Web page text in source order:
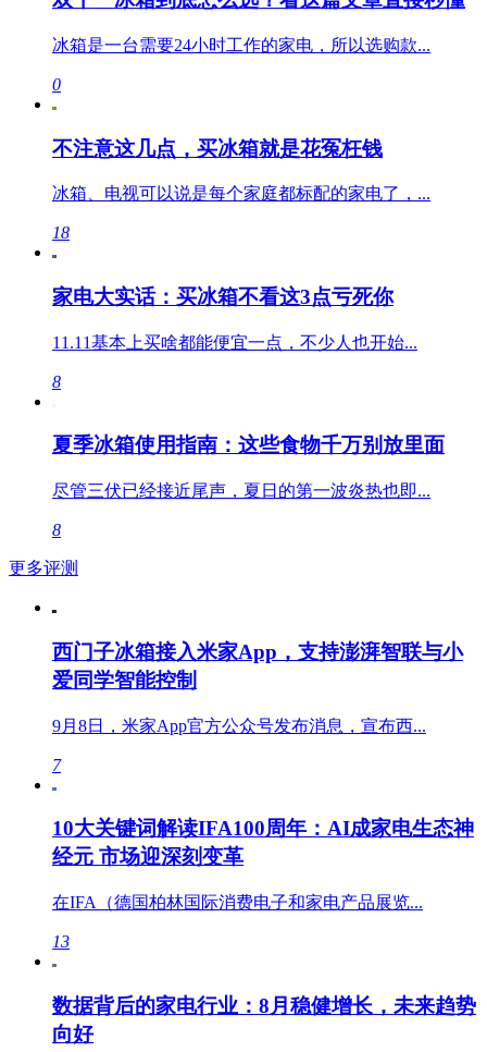
冰箱是一台需要24小时工作的家电，所以选购款...
0
不注意这几点，买冰箱就是花冤枉钱
冰箱、电视可以说是每个家庭都标配的家电了，...
18
家电大实话：买冰箱不看这3点亏死你
11.11基本上买啥都能便宜一点，不少人也开始...
8
夏季冰箱使用指南：这些食物千万别放里面
尽管三伏已经接近尾声，夏日的第一波炎热也即...
8
更多评测
西门子冰箱接入米家App，支持澎湃智联与小
爱同学智能控制
9月8日，米家App官方公众号发布消息，宣布西...
7
10大关键词解读IFA100周年：AI成家电生态神
经元 市场迎深刻变革
在IFA（德国柏林国际消费电子和家电产品展览...
13
数据背后的家电行业：8月稳健增长，未来趋势
向好